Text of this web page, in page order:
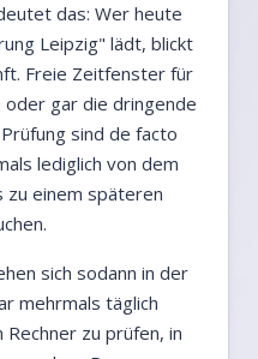
das: Wer heute
Leipzig" lädt, blickt
Freie Zeitfenster für
oder gar die dringende
sind de facto
lediglich von dem
einem späteren
sich sodann in der
mehrmals täglich
zu prüfen, in